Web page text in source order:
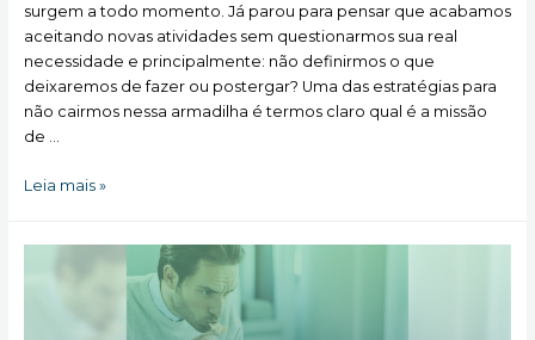
surgem a todo momento. Já parou para pensar que acabamos
aceitando novas atividades sem questionarmos sua real
necessidade e principalmente: não definirmos o que
deixaremos de fazer ou postergar? Uma das estratégias para
não cairmos nessa armadilha é termos claro qual é a missão
de …
Trabalhar
Leia mais »